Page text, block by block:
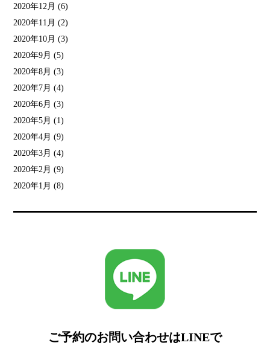
2020年12月 (6)
2020年11月 (2)
2020年10月 (3)
2020年9月 (5)
2020年8月 (3)
2020年7月 (4)
2020年6月 (3)
2020年5月 (1)
2020年4月 (9)
2020年3月 (4)
2020年2月 (9)
2020年1月 (8)
ご予約のお問い合わせはLINEで